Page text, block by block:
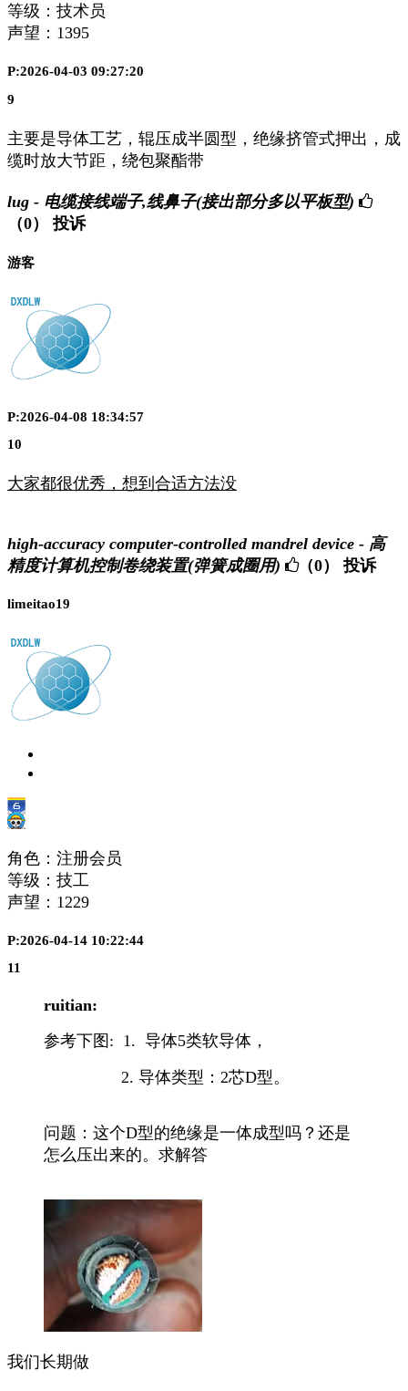
等级：技术员
声望： 1395
P:2026-04-03 09:27:20
9
主要是导体工艺，辊压成半圆型，绝缘挤管式押出，成
缆时放大节距，绕包聚酯带
lug - 电缆接线端子,线鼻子(接出部分多以平板型)
（0）
投诉
游客
P:2026-04-08 18:34:57
10
大家都很优秀，想到合适方法没
high-accuracy computer-controlled mandrel device - 高
精度计算机控制卷绕装置(弹簧成圈用)
（0） 投诉
limeitao19
角色：注册会员
等级：技工
声望： 1229
P:2026-04-14 10:22:44
11
ruitian:
参考下图: 1. 导体5类软导体，
2. 导体类型：2芯D型。
问题：这个D型的绝缘是一体成型吗？还是
怎么压出来的。求解答
我们长期做